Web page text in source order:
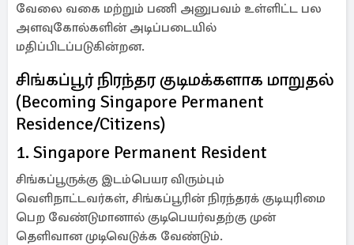
வேலை வகை மற்றும் பணி அனுபவம் உள்ளிட்ட பல
அளவுகோல்களின் அடிப்படையில்
மதிப்பிடப்படுகின்றன.
சிங்கப்பூர் நிரந்தர குடிமக்களாக மாறுதல்
(Becoming Singapore Permanent
Residence/Citizens)
1. Singapore Permanent Resident
சிங்கப்பூருக்கு இடம்பெயர விரும்பும்
வெளிநாட்டவர்கள், சிங்கப்பூரின் நிரந்தரக் குடியுரிமை
பெற வேண்டுமானால் குடிபெயர்வதற்கு முன்
தெளிவான முடிவெடுக்க வேண்டும்.